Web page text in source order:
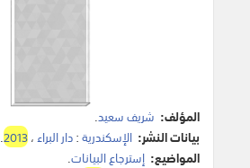
المؤلف: شريف سعيد.
بيانات النشر: الإسكندرية:دار البراء،2013
.
المواضيع: إسترجاع البيانات.